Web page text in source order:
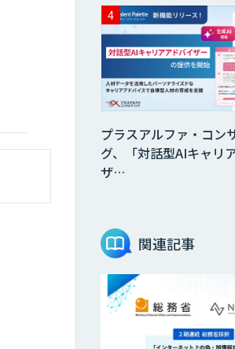
プラスアルファ・コン
グ、「対話型AIキャリ
ザ…
関連記事